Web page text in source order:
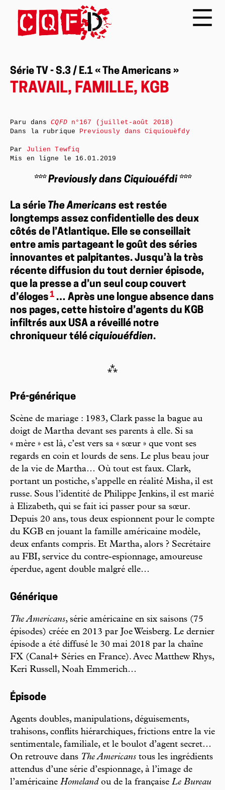
Série TV - S.3 / E.1 « The Americans »
TRAVAIL, FAMILLE, KGB
*** Previously dans Ciquiouéfdi ***
La série The Americans est restée
longtemps assez confidentielle des deux
côtés de l’Atlantique. Elle se conseillait
entre amis partageant le goût des séries
innovantes et palpitantes. Jusqu’à la très
récente diffusion du tout dernier épisode,
que la presse a d’un seul coup couvert
d’éloges1 … Après une longue absence dans
nos pages, cette histoire d’agents du KGB
infiltrés aux USA a réveillé notre
chroniqueur télé ciquiouéfdien.
⁂
Pré-générique
Scène de mariage : 1983, Clark passe la bague au
doigt de Martha devant ses parents à elle. Si sa
« mère » est là, c’est vers sa « sœur » que vont ses
regards en coin et lourds de sens. Le plus beau jour
de la vie de Martha… Où tout est faux. Clark,
portant un postiche, s’appelle en réalité Misha, il est
russe. Sous l’identité de Philippe Jenkins, il est marié
à Elizabeth, qui se fait ici passer pour sa sœur.
Depuis 20 ans, tous deux espionnent pour le compte
du KGB en jouant la famille américaine modèle,
deux enfants compris. Et Martha, alors ? Secrétaire
au FBI, service du contre-espionnage, amoureuse
éperdue, agent double malgré elle…
Générique
The Americans, série américaine en six saisons (75
épisodes) créée en 2013 par Joe Weisberg. Le dernier
épisode a été diffusé le 30 mai 2018 par la chaîne
FX (Canal+ Séries en France). Avec Matthew Rhys,
Keri Russell, Noah Emmerich…
Épisode
Agents doubles, manipulations, déguisements,
trahisons, conflits hiérarchiques, frictions entre la vie
sentimentale, familiale, et le boulot d’agent secret…
On retrouve dans The Americans tous les ingrédients
attendus d’une série d’espionnage, à l’image de
l’américaine Homeland ou de la française Le Bureau
Paru dansCQFDn°167 (juillet-août 2018)
Dans la rubrique Previously dans Ciquiouèfdy
Par Julien Tewfiq
Mis en ligne le 16.01.2019